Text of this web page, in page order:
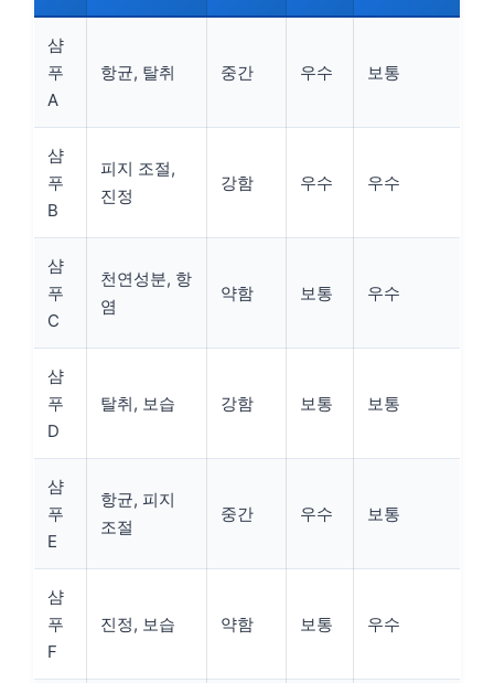
샴
푸
A
항균, 탈취 중간 우수 보통
샴
푸
B
피지 조절,
진정
강함 우수 우수
샴
푸
C
천연성분, 항
염
약함 보통 우수
샴
푸
D
탈취, 보습 강함 보통 보통
샴
푸
E
항균, 피지
조절
중간 우수 보통
샴
푸
F
진정, 보습 약함 보통 우수